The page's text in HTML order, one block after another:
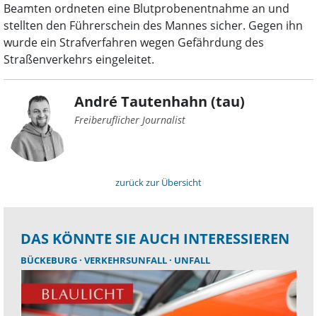
Beamten ordneten eine Blutprobenentnahme an und
stellten den Führerschein des Mannes sicher. Gegen ihn
wurde ein Strafverfahren wegen Gefährdung des
Straßenverkehrs eingeleitet.
André Tautenhahn (tau)
Freiberuflicher Journalist
zurück zur Übersicht
DAS KÖNNTE SIE AUCH INTERESSIEREN
BÜCKEBURG VERKEHRSUNFALL UNFALL